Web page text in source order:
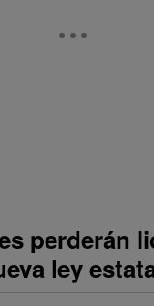
perderán
ley